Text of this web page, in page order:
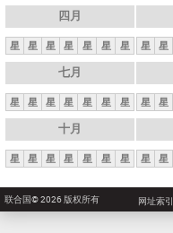
四月
星 星 星 星 星 星 星 星 星
七月
星 星 星 星 星 星 星 星 星
十月
星 星 星 星 星 星 星 星 星
联合国© 2026 版权所有 网址索引